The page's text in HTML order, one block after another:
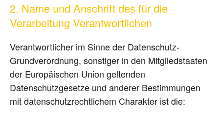
2. Name und Anschrift des für die
Verarbeitung Verantwortlichen
Verantwortlicher im Sinne der Datenschutz-
Grundverordnung, sonstiger in den Mitgliedstaaten
der Europäischen Union geltenden
Datenschutzgesetze und anderer Bestimmungen
mit datenschutzrechtlichem Charakter ist die: